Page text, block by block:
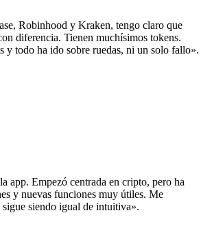
Robinhood y Kraken, tengo claro que
diferencia. Tienen muchísimos tokens.
y todo ha ido sobre ruedas, ni un solo fallo».
app. Empezó centrada en cripto, pero ha
y nuevas funciones muy útiles. Me
sigue siendo igual de intuitiva».